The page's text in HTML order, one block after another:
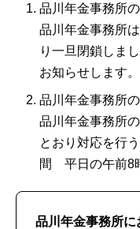
品川年金事務所
品川年金事務所
り一旦閉鎖しま
お知らせします。
品川年金事務所
品川年金事務所
とおり対応を行
間 平日の午前8
品川年金事務所に